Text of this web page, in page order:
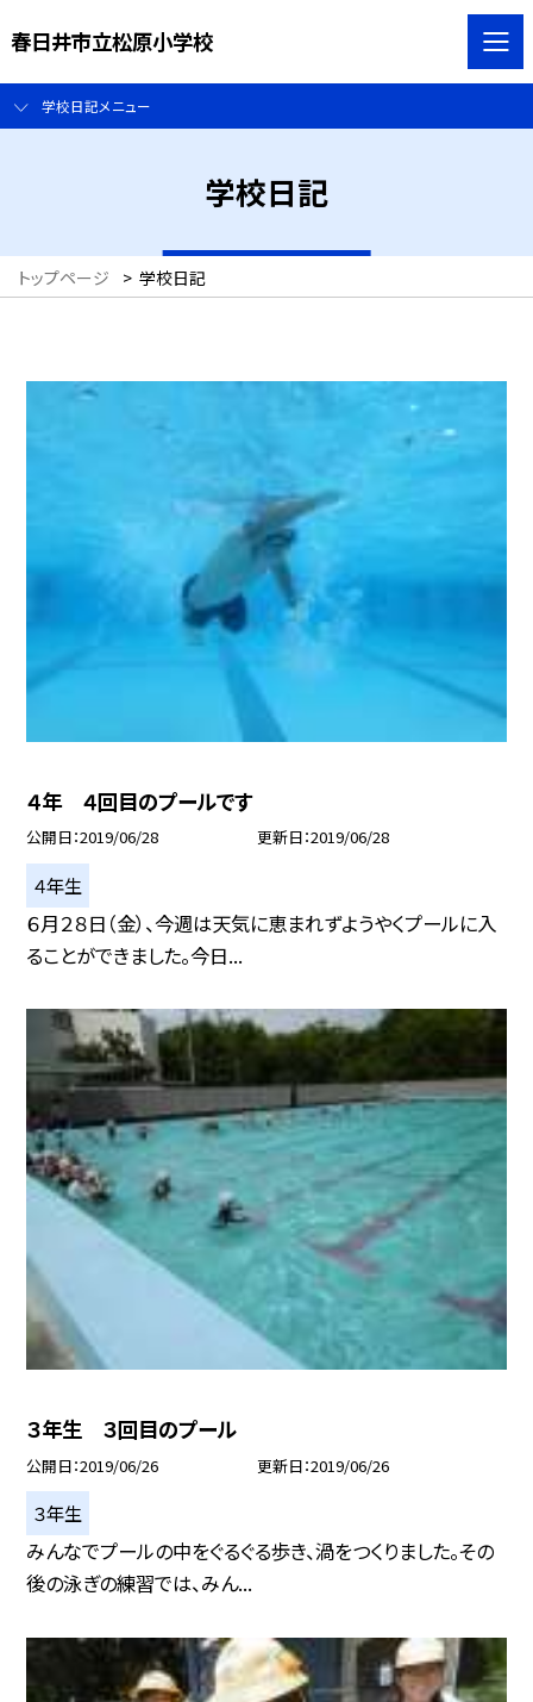
春日井市立松原小学校
学校日記メニュー
学校日記
トップページ > 学校日記
４年 ４回目のプールです
公開日 2019/06/28 更新日 2019/06/28
４年生
６月２８日（金）、今週は天気に恵まれずようやくプールに入
ることができました。今日...
３年生 ３回目のプール
公開日 2019/06/26 更新日 2019/06/26
３年生
みんなでプールの中をぐるぐる歩き、渦をつくりました。その
後の泳ぎの練習では、みん...